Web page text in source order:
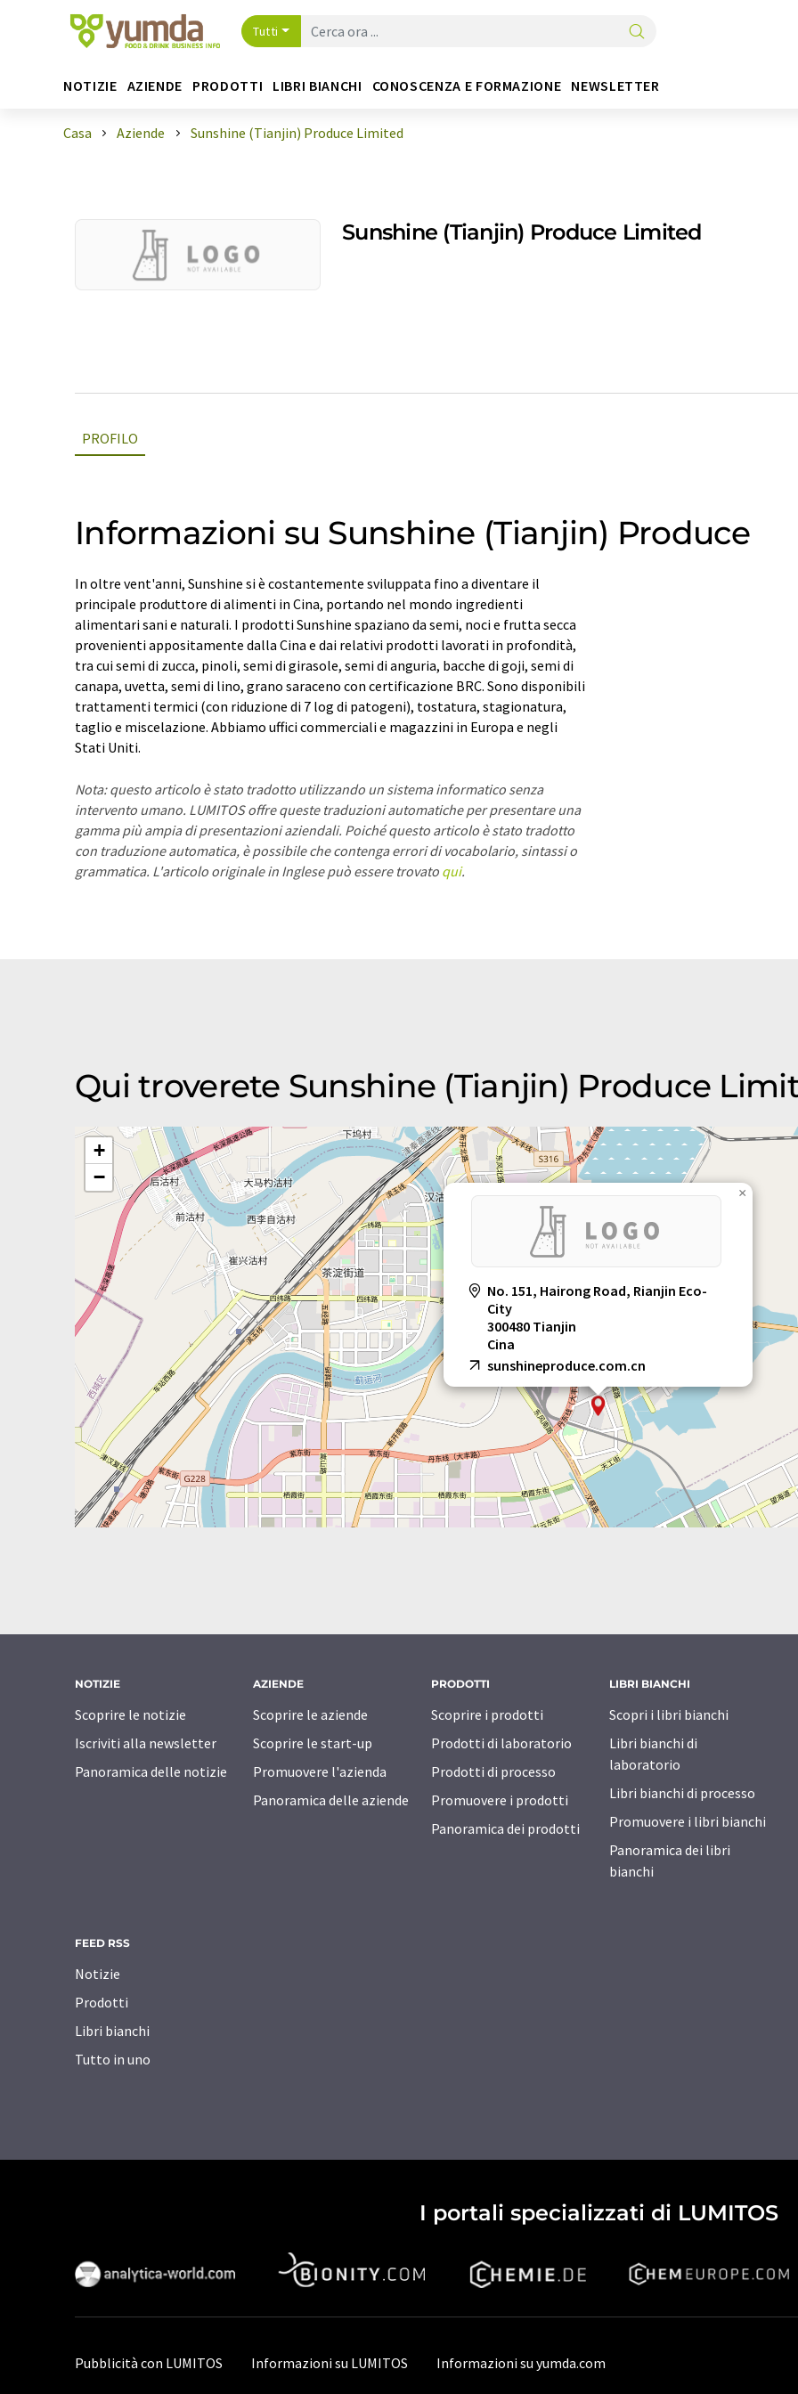
Tutti
NOTIZIE AZIENDE PRODOTTI LIBRI BIANCHI CONOSCENZA E FORMAZIONE NEWSLETTER
Casa Aziende Sunshine (Tianjin) Produce Limited
Sunshine (Tianjin) Produce Limited
PROFILO
Informazioni su Sunshine (Tianjin) Produce
In oltre vent'anni, Sunshine si è costantemente sviluppata fino a diventare il
principale produttore di alimenti in Cina, portando nel mondo ingredienti
alimentari sani e naturali. I prodotti Sunshine spaziano da semi, noci e frutta secca
provenienti appositamente dalla Cina e dai relativi prodotti lavorati in profondità,
tra cui semi di zucca, pinoli, semi di girasole, semi di anguria, bacche di goji, semi di
canapa, uvetta, semi di lino, grano saraceno con certificazione BRC. Sono disponibili
trattamenti termici (con riduzione di 7 log di patogeni), tostatura, stagionatura,
taglio e miscelazione. Abbiamo uffici commerciali e magazzini in Europa e negli
Stati Uniti.
Nota: questo articolo è stato tradotto utilizzando un sistema informatico senza
intervento umano. LUMITOS offre queste traduzioni automatiche per presentare una
gamma più ampia di presentazioni aziendali. Poiché questo articolo è stato tradotto
con traduzione automatica, è possibile che contenga errori di vocabolario, sintassi o
grammatica. L'articolo originale in Inglese può essere trovato qui.
Qui troverete Sunshine (Tianjin) Produce
No. 151, Hairong Road, Rianjin Eco-
City
300480 Tianjin
Cina
sunshineproduce.com.cn
×
+
−
NOTIZIE
Scoprire le notizie
Iscriviti alla newsletter
Panoramica delle notizie
AZIENDE
Scoprire le aziende
Scoprire le start-up
Promuovere l'azienda
Panoramica delle aziende
PRODOTTI
Scoprire i prodotti
Prodotti di laboratorio
Prodotti di processo
Promuovere i prodotti
Panoramica dei prodotti
LIBRI BIANCHI
Scopri i libri bianchi
Libri bianchi di
laboratorio
Libri bianchi di processo
Promuovere i libri bianchi
Panoramica dei libri
bianchi
FEED RSS
Notizie
Prodotti
Libri bianchi
Tutto in uno
I portali specializzati di LUMITOS
Pubblicità con LUMITOS Informazioni su LUMITOS Informazioni su yumda.com